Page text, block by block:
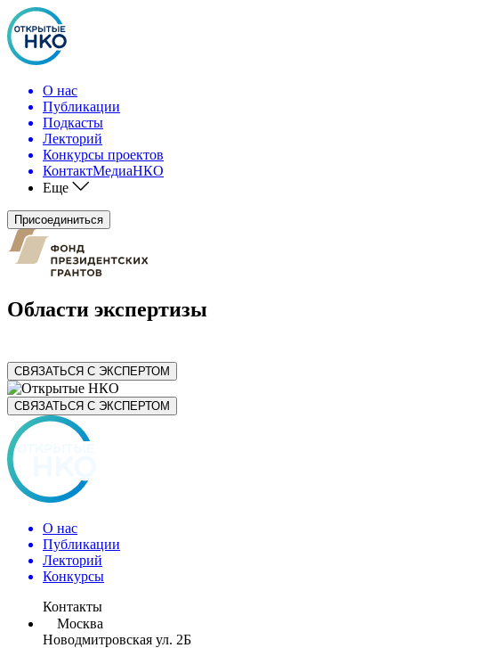
О нас
Публикации
Подкасты
Лекторий
Конкурсы проектов
КонтактМедиаНКО
Еще
Присоединиться
Области экспертизы
СВЯЗАТЬСЯ С ЭКСПЕРТОМ
СВЯЗАТЬСЯ С ЭКСПЕРТОМ
О нас
Публикации
Лекторий
Конкурсы
Контакты
Москва
Новодмитровская ул. 2Б